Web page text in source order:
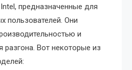
предназначенные для
пользователей. Они
и
разгона. Вот некоторые из